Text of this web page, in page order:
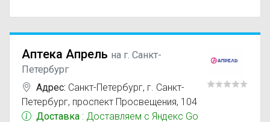
Аптека Апрель на г. Санкт-
Петербург
Адрес: Санкт-Петербург, г. Санкт-
Петербург, проспект Просвещения, 104
Доставка : Доставляем с Яндекс Go